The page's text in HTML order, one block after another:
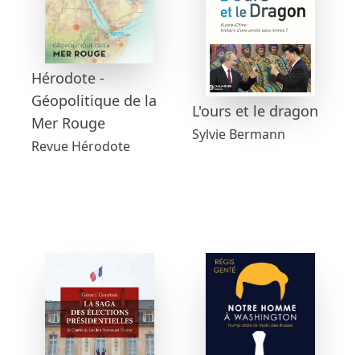
Hérodote -
Géopolitique de la
Mer Rouge
Revue Hérodote
L'ours et le dragon
Sylvie Bermann